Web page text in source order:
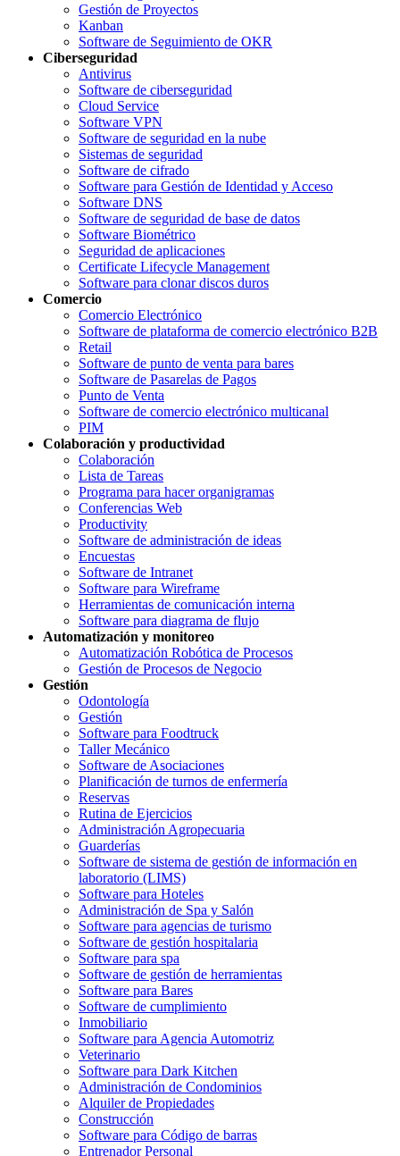
Gestión de Proyectos
Kanban
Software de Seguimiento de OKR
Ciberseguridad
Antivirus
Software de ciberseguridad
Cloud Service
Software VPN
Software de seguridad en la nube
Sistemas de seguridad
Software de cifrado
Software para Gestión de Identidad y Acceso
Software DNS
Software de seguridad de base de datos
Software Biométrico
Seguridad de aplicaciones
Certificate Lifecycle Management
Software para clonar discos duros
Comercio
Comercio Electrónico
Software de plataforma de comercio electrónico B2B
Retail
Software de punto de venta para bares
Software de Pasarelas de Pagos
Punto de Venta
Software de comercio electrónico multicanal
PIM
Colaboración y productividad
Colaboración
Lista de Tareas
Programa para hacer organigramas
Conferencias Web
Productivity
Software de administración de ideas
Encuestas
Software de Intranet
Software para Wireframe
Herramientas de comunicación interna
Software para diagrama de flujo
Automatización y monitoreo
Automatización Robótica de Procesos
Gestión de Procesos de Negocio
Gestión
Odontología
Gestión
Software para Foodtruck
Taller Mecánico
Software de Asociaciones
Planificación de turnos de enfermería
Reservas
Rutina de Ejercicios
Administración Agropecuaria
Guarderías
Software de sistema de gestión de información en
laboratorio (LIMS)
Software para Hoteles
Administración de Spa y Salón
Software para agencias de turismo
Software de gestión hospitalaria
Software para spa
Software de gestión de herramientas
Software para Bares
Software de cumplimiento
Inmobiliario
Software para Agencia Automotriz
Veterinario
Software para Dark Kitchen
Administración de Condominios
Alquiler de Propiedades
Construcción
Software para Código de barras
Entrenador Personal